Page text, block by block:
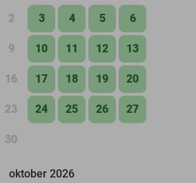
2 3 4 5 6
9 10 11 12 13
16 17 18 19 20
23 24 25 26 27
30
oktober 2026